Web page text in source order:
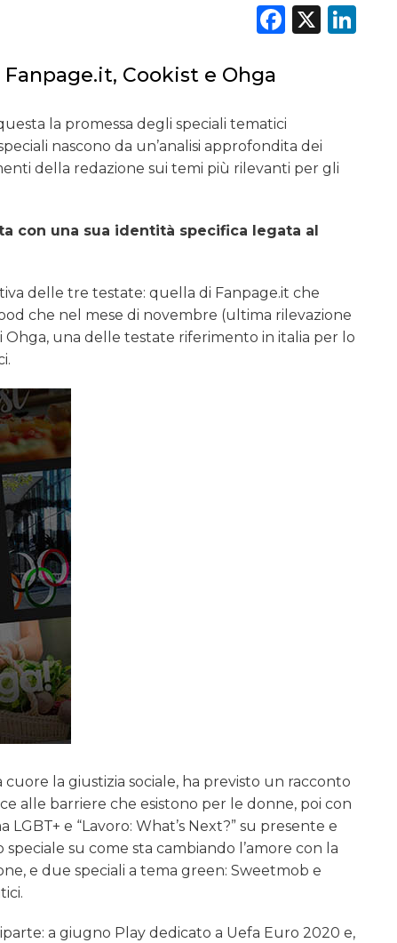
X
Cookist e Ohga
la promessa degli speciali tematici
nascono da un’analisi approfondita dei
della redazione sui temi più rilevanti per gli
con una sua identità specifica legata al
delle tre testate: quella di Fanpage.it che
che nel mese di novembre (ultima rilevazione
Ohga, una delle testate riferimento in italia per lo
cuore la giustizia sociale, ha previsto un racconto
alle barriere che esistono per le donne, poi con
e “Lavoro: What’s Next?” su presente e
su come sta cambiando l’amore con la
e due speciali a tema green: Sweetmob e
a giugno Play dedicato a Uefa Euro 2020 e,